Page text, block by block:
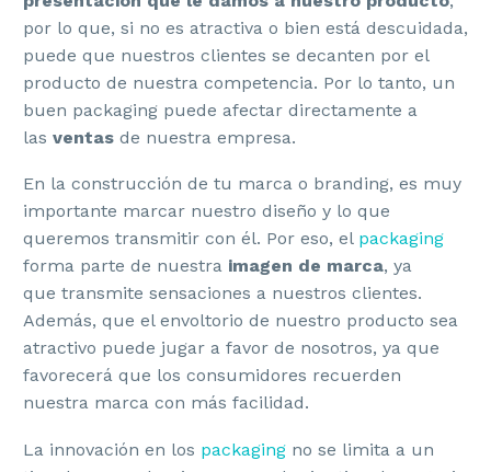
por lo que, si no es atractiva o bien está descuidada,
puede que nuestros clientes se decanten por el
producto de nuestra competencia. Por lo tanto, un
buen packaging puede afectar directamente a
las ventas de nuestra empresa.
En la construcción de tu marca o branding, es muy
importante marcar nuestro diseño y lo que
queremos transmitir con él. Por eso, el packaging
forma parte de nuestra imagen de marca, ya
que transmite sensaciones a nuestros clientes.
Además, que el envoltorio de nuestro producto sea
atractivo puede jugar a favor de nosotros, ya que
favorecerá que los consumidores recuerden
nuestra marca con más facilidad.
La innovación en los packaging no se limita a un